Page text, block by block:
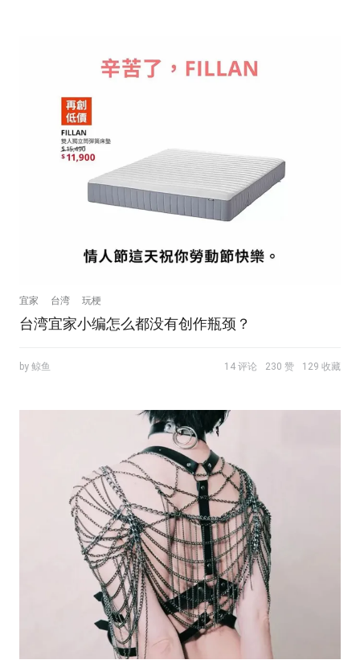
宜家 台湾 玩梗
台湾宜家小编怎么都没有创作瓶颈？
by 鲸鱼 14 评论 230 赞 129 收藏